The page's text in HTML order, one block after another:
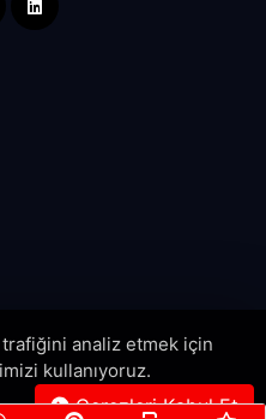
analiz etmek için
kullanıyoruz.
Çerezleri Kabul Et